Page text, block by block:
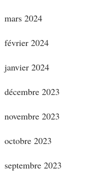
mars 2024
février 2024
janvier 2024
décembre 2023
novembre 2023
octobre 2023
septembre 2023